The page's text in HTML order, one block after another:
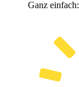
Ganz